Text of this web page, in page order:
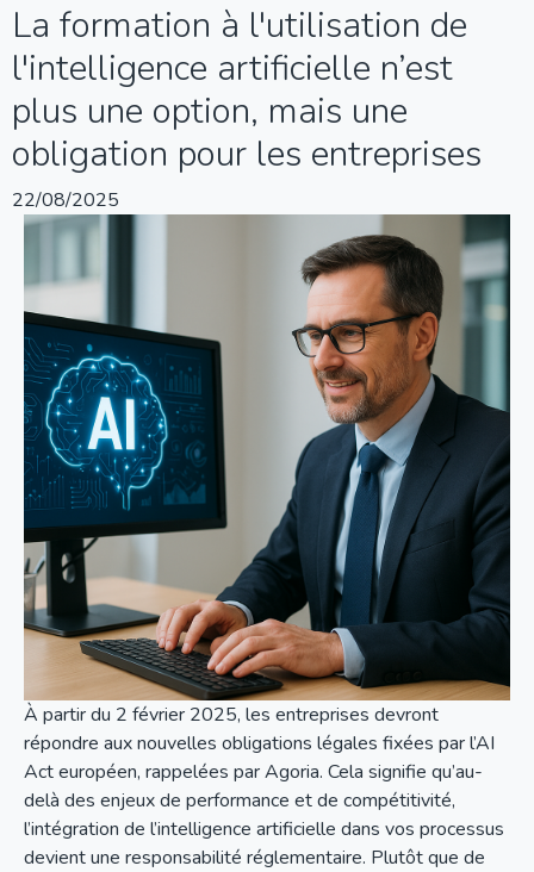
La formation à l'utilisation de
l'intelligence artificielle n’est
plus une option, mais une
obligation pour les entreprises
22/08/2025
À partir du 2 février 2025, les entreprises devront
répondre aux nouvelles obligations légales fixées par l’AI
Act européen, rappelées par Agoria. Cela signifie qu’au-
delà des enjeux de performance et de compétitivité,
l’intégration de l’intelligence artificielle dans vos processus
devient une responsabilité réglementaire. Plutôt que de